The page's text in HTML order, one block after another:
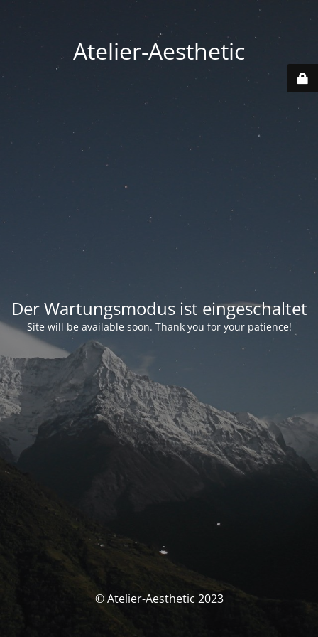
Atelier-Aesthetic
Der Wartungsmodus ist eingeschaltet
Site will be available soon. Thank you for your patience!
© Atelier-Aesthetic 2023